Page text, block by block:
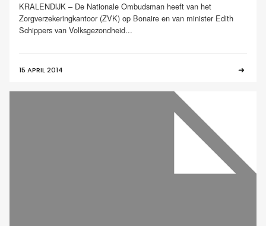
KRALENDIJK – De Nationale Ombudsman heeft van het
Zorgverzekeringkantoor (ZVK) op Bonaire en van minister Edith
Schippers van Volksgezondheid...
15 APRIL 2014